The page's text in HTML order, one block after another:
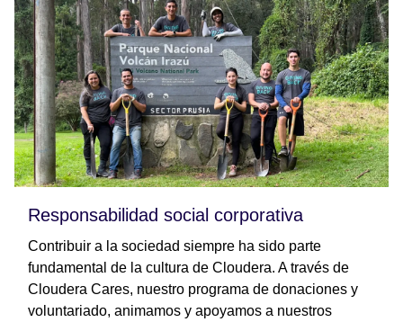
Responsabilidad social corporativa
Contribuir a la sociedad siempre ha sido parte
fundamental de la cultura de Cloudera. A través de
Cloudera Cares, nuestro programa de donaciones y
voluntariado, animamos y apoyamos a nuestros